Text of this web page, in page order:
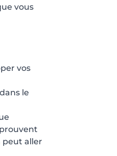
vous
vos
le
peut aller